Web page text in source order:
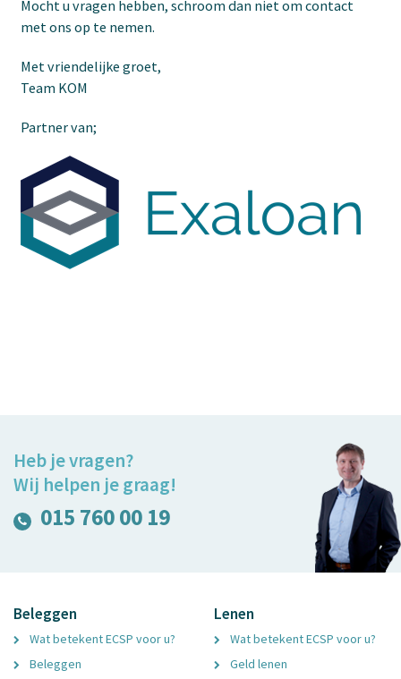
Mocht u vragen hebben, schroom dan niet om contact
met ons op te nemen.
Met vriendelijke groet,
Team KOM
Partner van;
Heb je vragen?
Wij helpen je graag!
015 760 00 19
Beleggen
Wat betekent ECSP voor u?
Beleggen
Lenen
Wat betekent ECSP voor u?
Geld lenen